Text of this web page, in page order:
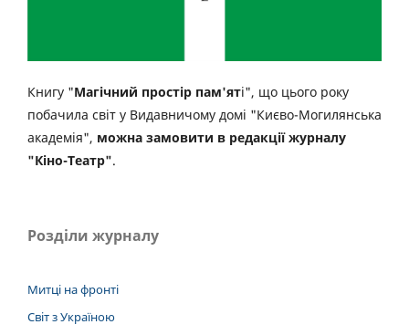
Книгу "Магічний простір пам'яті", що цього року
побачила світ у Видавничому домі "Києво-Могилянська
академія", можна замовити в редакції журналу
"Кіно-Театр".
Розділи журналу
Митці на фронті
Світ з Україною